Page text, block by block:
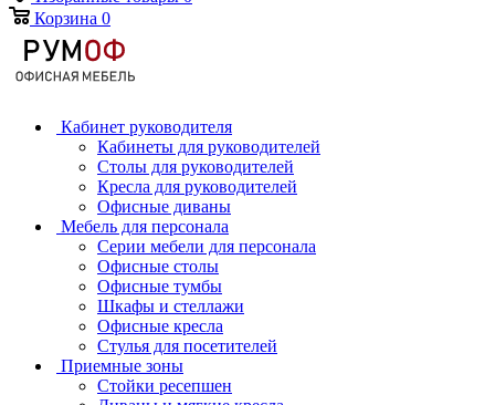
Корзина 0
Кабинет руководителя
Кабинеты для руководителей
Столы для руководителей
Кресла для руководителей
Офисные диваны
Мебель для персонала
Серии мебели для персонала
Офисные столы
Офисные тумбы
Шкафы и стеллажи
Офисные кресла
Стулья для посетителей
Приемные зоны
Стойки ресепшен